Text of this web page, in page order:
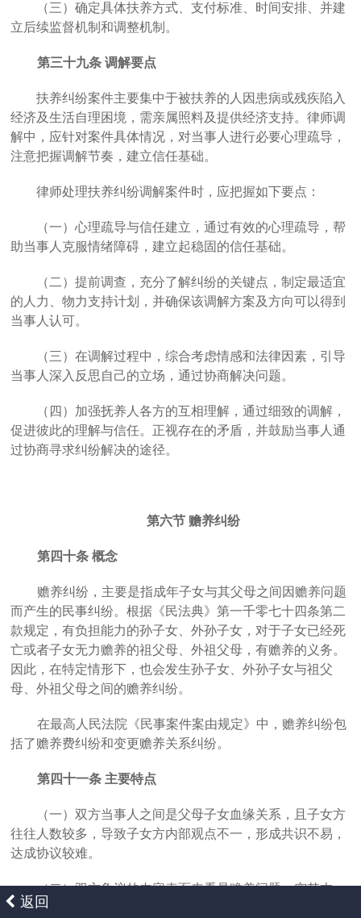
（三）确定具体扶养方式、支付标准、时间安排、并建
立后续监督机制和调整机制。
第三十九条 调解要点
扶养纠纷案件主要集中于被扶养的人因患病或残疾陷入
经济及生活自理困境，需亲属照料及提供经济支持。律师调
解中，应针对案件具体情况，对当事人进行必要心理疏导，
注意把握调解节奏，建立信任基础。
律师处理扶养纠纷调解案件时， 应把握如下要点：
（一）心理疏导与信任建立 ，通过有效的心理疏导，帮
助当事人克服情绪障碍，建立起稳固的信任基础。
（二）提前调查，充分了解纠纷的关键点，制定最适宜
的人力、物力支持计划，并确保该调解方案及方向可以得到
当事人认可。
（三）在调解过程中，综合考虑情感和法律因素，引导
当事人深入反思自己的立场，通过协商解决问题。
（四）加强抚养人各方的互相理解，通过细致的调解，
促进彼此的理解与信任。 正视存在的矛盾，并鼓励当事人通
过协商寻求纠纷解决的途径。
第六节 赡养纠纷
第四十条 概念
赡养纠纷，主要是指成年子女与其父母之间因赡养问题
而产生的民事纠纷。根据《民法典》第一千零七十四条第二
款规定，有负担能力的孙子女、外孙子女，对于子女已经死
亡或者子女无力赡养的祖父母、外祖父母，有赡养的义务。
因此，在特定情形下，也会发生孙子女、外孙子女与祖父
母、外祖父母之间的赡养纠纷。
在最高人民法院《民事案件案由规定》中，赡养纠纷包
括了赡养费纠纷和变更赡养关系纠纷。
第四十一条 主要特点
（一）双方当事人之间是父母子女血缘关系，且子女方
往往人数较多，导致子女方内部观点不一，形成共识不易，
达成协议较难。
（二）双方争议的内容表面来看是赡养问题，究其本
质，往往牵扯到诸多家庭纠纷，且时间跨度较大。例如，早
返回